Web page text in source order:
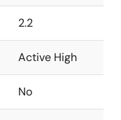
2.2
Active High
No